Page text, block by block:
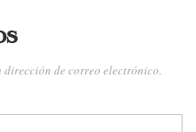
dirección de correo electrónico.